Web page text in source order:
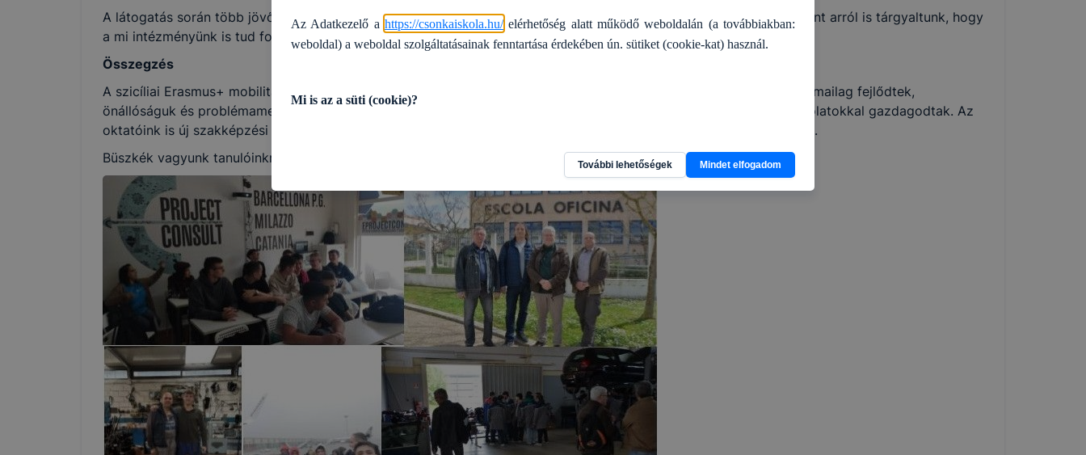
A látogatás során több jövőbeli együttműködési lehetőségről is egyeztettünk a helyi szervező intézménnyel. Valamint arról is tárgyaltunk, hogy
a mi intézményünk is tud fogadni külföldi tanulókat és oktatókat szakmai programokra.
Összegzés
A szicíliai Erasmus+ mobilitási program minden résztvevő számára értékes tapasztalatokat nyújtott. A tanulók szakmailag fejlődtek,
önállóságuk és problémamegoldó képességük erősödött, miközben életre szóló élményekkel és nemzetközi kapcsolatokkal gazdagodtak. Az
oktatóink is új szakképzési s működési ismereteket gyűjthettek, illetve, ők is bővíthették nemzetközi kapcsolataikat.
Büszkék vagyunk tanulóinkra, és köszönjük a fogadók vendégszeretetét és támogatását.
Az Adatkezelő a https://csonkaiskola.hu/ elérhetőség alatt működő weboldalán (a továbbiakban:
weboldal) a weboldal szolgáltatásainak fenntartása érdekében ún. sütiket (cookie-kat) használ.
Mi is az a süti (cookie)?
A sütik a böngésző által a felhasználó eszközére helyezett, kisméretű szöveges azonosítást és
információgyűjtést végző állományok. A süti egy egyedi számsorból áll, és elsősorban a weblapot
letöltő számítógépek és egyéb eszközök megkülönböztetésére szolgál. A sütik többféle funkcióval
rendelkeznek, többek között információt gyűjtenek, megjegyzik a felhasználói beállításokat,
lehetőséget adnak a weboldal tulajdonosának a felhasználói szokások megismerésére a felhasználói
élmény növelése érdekében.
Milyen célokból használhatunk cookie-kat?
Az Adatkezelő az alábbi célokból használ cookie-kat:
a weboldal és aloldalainak rendeltetésszerű működésének biztosítása az aloldalak közötti
navigáció során is;
További lehetőségek Mindet elfogadom